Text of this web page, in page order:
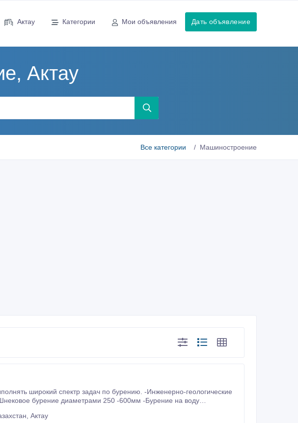
Актау Категории Мои объявления Дать объявление
Актау
Все категории Машиностроение
бурение диаметрами 250 -600мм -Бурение на воду
Актау